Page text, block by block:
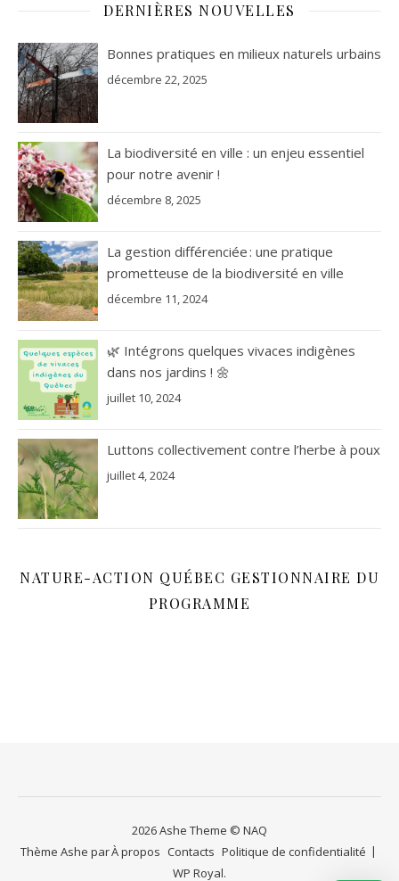
DERNIÈRES NOUVELLES
Bonnes pratiques en milieux naturels urbains
décembre 22, 2025
La biodiversité en ville : un enjeu essentiel
pour notre avenir !
décembre 8, 2025
La gestion différenciée : une pratique
prometteuse de la biodiversité en ville
décembre 11, 2024
🌿 Intégrons quelques vivaces indigènes
dans nos jardins ! 🌼
juillet 10, 2024
Luttons collectivement contre l’herbe à poux
juillet 4, 2024
NATURE-ACTION QUÉBEC GESTIONNAIRE DU
PROGRAMME
2026 Ashe Theme © NAQ
À propos Contacts Politique de confidentialité
Thème Ashe par
WP Royal.